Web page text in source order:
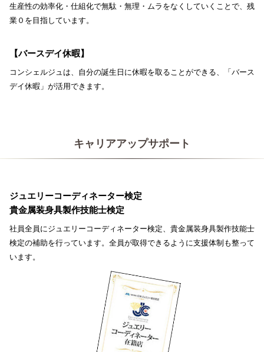
生産性の効率化・仕組化で無駄・無理・ムラをなくしていくことで、残
業０を目指しています。
【バースデイ休暇】
コンシェルジュは、自分の誕生日に休暇を取ることができる、「バース
デイ休暇」が活用できます。
キャリアアップサポート
ジュエリーコーディネーター検定
貴金属装身具製作技能士検定
社員全員にジュエリーコーディネーター検定、貴金属装身具製作技能士
検定の補助を行っています。全員が取得できるように支援体制も整って
います。